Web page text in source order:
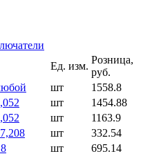
Ед. изм.
Розница,
руб.
шт
1558.8
шт
1454.88
шт
1163.9
шт
332.54
шт
695.14